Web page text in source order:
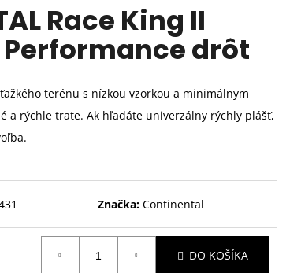
Race King II
drôt
terénu s nízkou vzorkou a minimálnym
a rýchle trate. Ak hľadáte univerzálny rýchly plášť,
Značka:Continental
DO KOŠÍKA